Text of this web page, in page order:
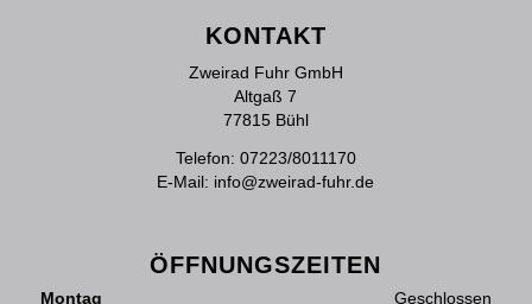
KONTAKT
Zweirad Fuhr GmbH
Altgaß 7
77815 Bühl
Telefon: 07223/8011170
E-Mail: info@zweirad-fuhr.de
ÖFFNUNGSZEITEN
Montag Geschlossen